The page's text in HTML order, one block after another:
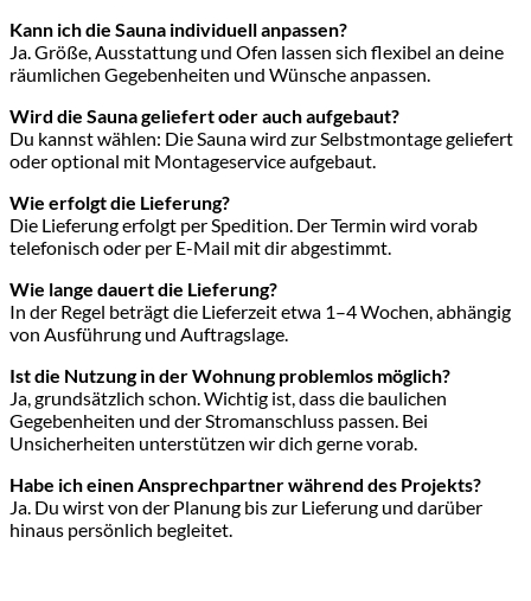
Kann ich die Sauna individuell anpassen?
Ja. Größe, Ausstattung und Ofen lassen sich flexibel an deine
räumlichen Gegebenheiten und Wünsche anpassen.
Wird die Sauna geliefert oder auch aufgebaut?
Du kannst wählen: Die Sauna wird zur Selbstmontage geliefert
oder optional mit Montageservice aufgebaut.
Wie erfolgt die Lieferung?
Die Lieferung erfolgt per Spedition. Der Termin wird vorab
telefonisch oder per E-Mail mit dir abgestimmt.
Wie lange dauert die Lieferung?
In der Regel beträgt die Lieferzeit etwa 1–4 Wochen, abhängig
von Ausführung und Auftragslage.
Ist die Nutzung in der Wohnung problemlos möglich?
Ja, grundsätzlich schon. Wichtig ist, dass die baulichen
Gegebenheiten und der Stromanschluss passen. Bei
Unsicherheiten unterstützen wir dich gerne vorab.
Habe ich einen Ansprechpartner während des Projekts?
Ja. Du wirst von der Planung bis zur Lieferung und darüber
hinaus persönlich begleitet.